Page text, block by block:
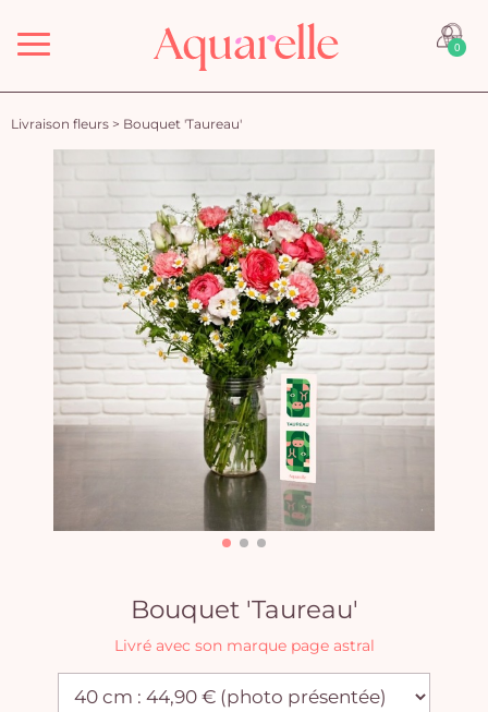
Menu 0
Livraison fleurs > Bouquet 'Taureau'
Bouquet 'Taureau'
Livré avec son marque page astral